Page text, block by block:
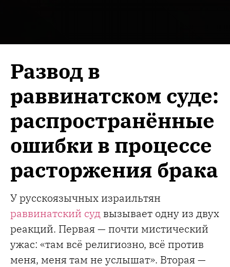
Развод в
раввинатском суде:
распространённые
ошибки в процессе
расторжения брака
У русскоязычных израильтян
раввинатский суд вызывает одну из двух
реакций. Первая — почти мистический
ужас: «там всё религиозно, всё против
меня, меня там не услышат». Вторая —